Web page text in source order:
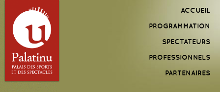
Menu
principal
ACCUEIL
PROGRAMMATION
SPECTATEURS
PROFESSIONNELS
PARTENAIRES